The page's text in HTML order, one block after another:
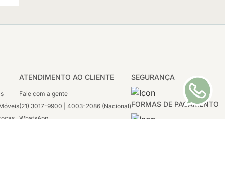
SEGURANÇA
FORMAS DE PAGAMENTO
ATENDIMENTO AO CLIENTE
Fale com a gente
(21) 3017-9900 | 4003-2086 (Nacional)
WhatsApp